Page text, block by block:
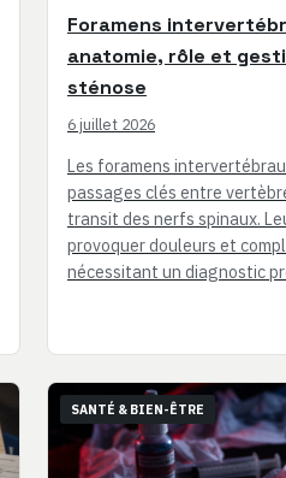
Foramens
anatomie, rôle et
sténose
6 juillet 2026
Les foramens
passages clés entre
transit des nerfs spinaux.
provoquer douleurs et
nécessitant un diagnostic
SANTÉ & BIEN-ÊTRE